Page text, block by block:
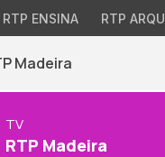
RTP ENSINA RTP
Madeira
TV
RTP Madeira